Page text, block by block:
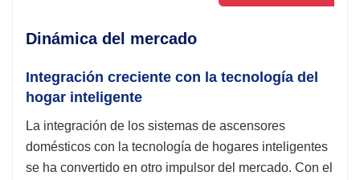
Dinámica del mercado
Integración creciente con la tecnología del
hogar inteligente
La integración de los sistemas de ascensores
domésticos con la tecnología de hogares inteligentes
se ha convertido en otro impulsor del mercado. Con el